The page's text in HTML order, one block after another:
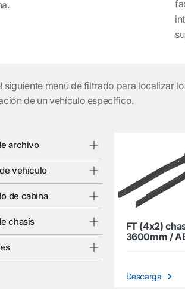
siguiente menú de filtrado para localizar
de un vehículo específico.
archivo
vehículo
de cabina
chasis
FT (4x2)
3600mm /
Descarga